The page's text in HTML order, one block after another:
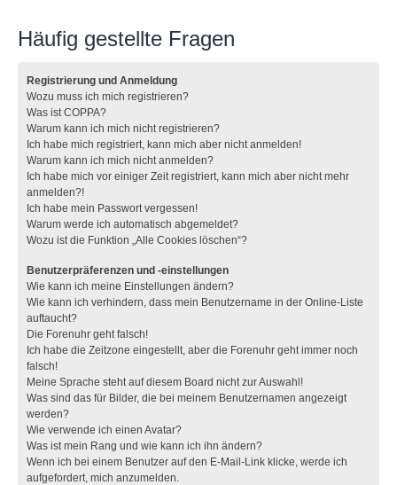
Häufig gestellte Fragen
Registrierung und Anmeldung
Wozu muss ich mich registrieren?
Was ist COPPA?
Warum kann ich mich nicht registrieren?
Ich habe mich registriert, kann mich aber nicht anmelden!
Warum kann ich mich nicht anmelden?
Ich habe mich vor einiger Zeit registriert, kann mich aber nicht mehr
anmelden?!
Ich habe mein Passwort vergessen!
Warum werde ich automatisch abgemeldet?
Wozu ist die Funktion „Alle Cookies löschen“?
Benutzerpräferenzen und -einstellungen
Wie kann ich meine Einstellungen ändern?
Wie kann ich verhindern, dass mein Benutzername in der Online-Liste
auftaucht?
Die Forenuhr geht falsch!
Ich habe die Zeitzone eingestellt, aber die Forenuhr geht immer noch
falsch!
Meine Sprache steht auf diesem Board nicht zur Auswahl!
Was sind das für Bilder, die bei meinem Benutzernamen angezeigt
werden?
Wie verwende ich einen Avatar?
Was ist mein Rang und wie kann ich ihn ändern?
Wenn ich bei einem Benutzer auf den E-Mail-Link klicke, werde ich
aufgefordert, mich anzumelden.